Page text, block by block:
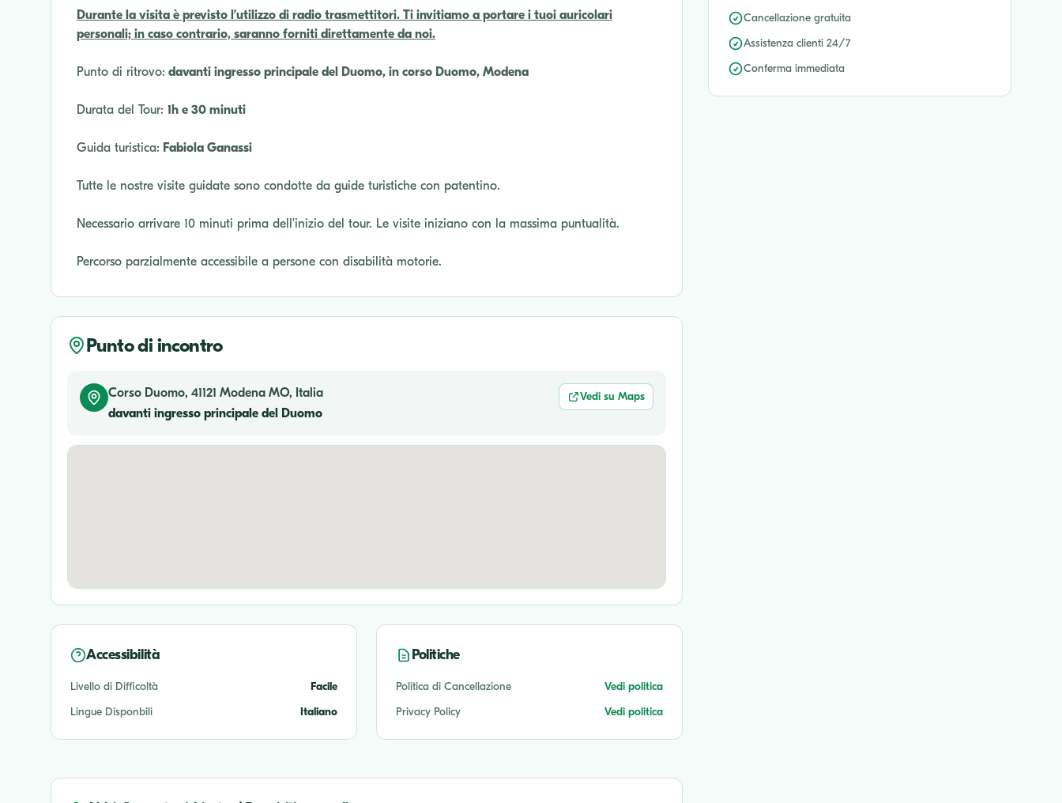
Durante la visita è previsto l’utilizzo di radio trasmettitori. Ti invitiamo a portare i tuoi auricolari
personali; in caso contrario, saranno forniti direttamente da noi.
Punto di ritrovo: davanti ingresso principale del Duomo, in corso Duomo, Modena
Durata del Tour: 1h e 30 minuti
Guida turistica: Fabiola Ganassi
Tutte le nostre visite guidate sono condotte da guide turistiche con patentino.
Necessario arrivare 10 minuti prima dell'inizio del tour. Le visite iniziano con la massima puntualità.
Percorso parzialmente accessibile a persone con disabilità motorie.
Punto di incontro
Corso Duomo, 41121 Modena MO, Italia Vedi su Maps
davanti ingresso principale del Duomo
Accessibilità
Livello di Difficoltà
Facile
Lingue Disponbili
Italiano
Politiche
Politica di Cancellazione
Vedi politica
Privacy Policy
Vedi politica
Cancellazione gratuita
Assistenza clienti 24/7
Conferma immediata